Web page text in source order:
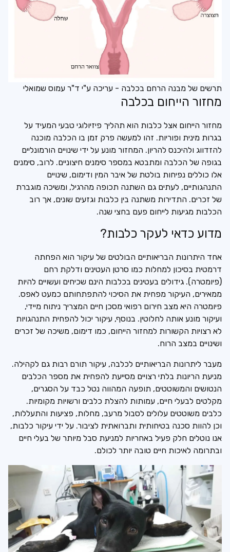
תרשים של מבנה הרחם בכלבה - עריכה ע"י ד"ר עמוס שמואלי
מחזור הייחום בכלבה
מחזור הייחום אצל כלבות הוא תהליך פיזיולוגי טבעי המעיד על
בגרות מינית ופוריות. זהו למעשה פרק זמן בו הכלבה מוכנה
להזדווג ולהיכנס להריון. המחזור מונע על ידי שינויים הורמונליים
בגופה של הכלבה ומתבטא במספר סימנים חיצוניים. לרוב, סימנים
אלו כוללים נפיחות בולטת של איבר המין ודימום, שינויים
התנהגותיים, לעתים גם השתנה תכופה מהרגיל, ומשיכה מוגברת
של זכרים. התדירות משתנה בין כלבות וגזעים שונים, אך רוב
הכלבות מגיעות לייחום פעם בחצי שנה.
מדוע כדאי לעקר כלבות?
אחד היתרונות הבריאותיים הבולטים של עיקור הוא הפחתה
דרמטית בסיכון למחלות כמו סרטן העטינים ודלקת רחם
(פיומטרה). גידולים בעטינים בכלבות הינם שכיחים ועשויים להיות
ממאירים, העיקור מפחית את הסיכוי להתפתחותם כמעט לאפס.
פיומטרה היא מצב חירום רפואי מסכן חיים המצריך ניתוח מיידי,
ועיקור מונע אותה לחלוטין. בנוסף, עיקור יכול להפחית התנהגויות
לא רצויות הקשורות למחזור הייחום, כמו דימום, משיכה של זכרים
ושינויים במצב הרוח.
מעבר ליתרונות הבריאותיים לכלבה, עיקור תורם רבות גם לקהילה.
מניעת הריונות בלתי רצויים מסייעת להפחית את מספר הכלבים
הנטושים והמשוטטים, תופעה המהווה נטל כבד על הסגרים,
מקלטים לבעלי חיים, עמותות להצלת כלבים ורשויות מקומיות.
כלבים משוטטים עלולים לסבול מרעב, מחלות, פציעות והתעללות,
וכן להוות סכנה בטיחותית ותברואתית לציבור. על ידי עיקור כלבות,
אנו נוטלים חלק פעיל באחריות למניעת סבל מיותר של בעלי חיים
ובתרומה לאיכות חיים טובה יותר לכולם.